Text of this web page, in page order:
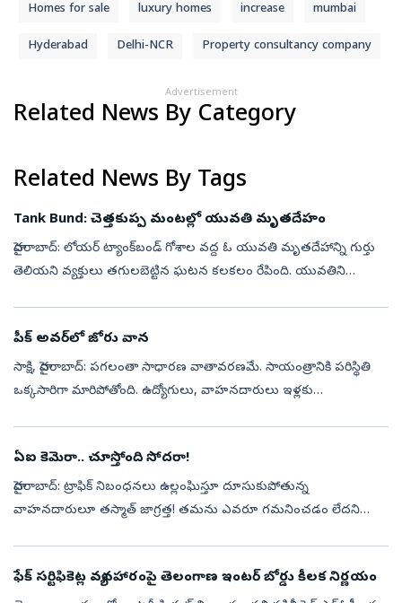
Homes for sale luxury homes increase mumbai
Hyderabad Delhi-NCR Property consultancy company
Advertisement
Related News By Category
Related News By Tags
Tank Bund: చెత్తకుప్ప మంటల్లో యువతి మృతదేహం
హైదరాబాద్: లోయర్‌ ట్యాంక్‌బండ్‌ గోశాల వద్ద ఓ యువతి మృతదేహాన్ని గుర్తు
తెలియని వ్యక్తులు తగులబెట్టిన ఘటన కలకలం రేపింది. యువతిని
పీక్‌ అవర్‌లో జోరు వాన
సాక్షి, హైదరాబాద్‌: పగలంతా సాధారణ వాతావరణమే. సాయంత్రానికి పరిస్థితి
ఒక్కసారిగా మారిపోతోంది. ఉద్యోగులు, వాహనదారులు ఇళ్లకు
ఏఐ కెమెరా.. చూస్తోంది సోదరా!
హైదరాబాద్‌: ట్రాఫిక్‌ నిబంధనలు ఉల్లంఘిస్తూ దూసుకుపోతున్న
వాహనదారులూ తస్మాత్‌ జాగ్రత్త! తమను ఎవరూ గమనించడం లేదని
ఫేక్‌ సర్టిఫికెట్ల వ్యవహారంపై తెలంగాణ ఇంటర్ బోర్డు కీలక నిర్ణయం